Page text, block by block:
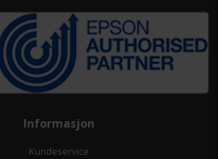
Informasjon
Kundeservice